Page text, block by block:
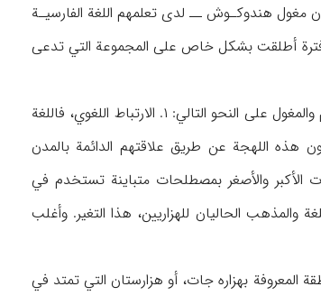
هندوكـوش ــ لدى تعلمهم اللغة الفارسيـة
هزاره تعني القبيلة الجبلية، وبعد فترة أطلقت بشكل خاص على المجموعة التي تدعى
واستناداً إلى ظاهر الجسم ونظام القرابة والمنظومة اللغوية لأفراد هزاره، يسوّغ كنفيلد الارتباط القائم بين هذا القوم والمغول على النحو التالي: ۱. الارتباط اللغوي، فاللغة
هذه اللهجة عن طريق علاقتهم الدائمة بالمدن
الأكبر والأصغر بمصطلحات متباينة تستخدم في
والمذهب الحاليان للهزاريين، هذا التغير. وأغلب
بهزاره جات، أو هزارستان التي تمتد في